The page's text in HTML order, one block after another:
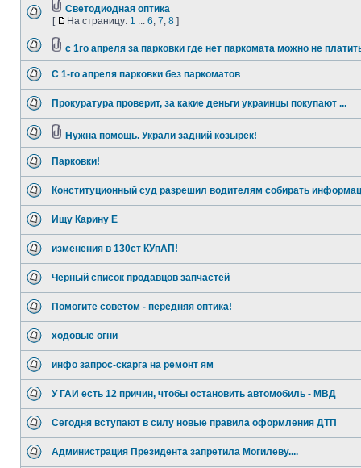
Светодиодная оптика
[
На страницу: 1 ... 6, 7, 8 ]
с 1го апреля за парковки где нет паркомата можно не
C 1-го апреля парковки без паркоматов
Прокуратура проверит, за какие деньги украинцы покупают ...
Нужна помощь. Украли задний козырёк!
Парковки!
Конституционный суд разрешил водителям собирать
Ищу Карину Е
изменения в 130ст КУпАП!
Черный список продавцов запчастей
Помогите советом - передняя оптика!
ходовые огни
инфо запрос-скарга на ремонт ям
У ГАИ есть 12 причин, чтобы остановить автомобиль - МВД
Cегодня вступают в силу новые правила оформления ДТП
Администрация Президента запретила Могилеву....